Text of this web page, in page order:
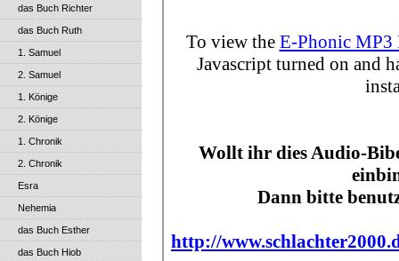
das Buch Richter
das Buch Ruth
1. Samuel
2. Samuel
1. Könige
2. Könige
1. Chronik
2. Chronik
Esra
Nehemia
das Buch Esther
das Buch Hiob